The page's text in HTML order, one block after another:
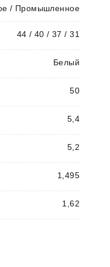
/ Промышленное
44 / 40 / 37 / 31
Белый
50
5,4
5,2
1,495
1,62